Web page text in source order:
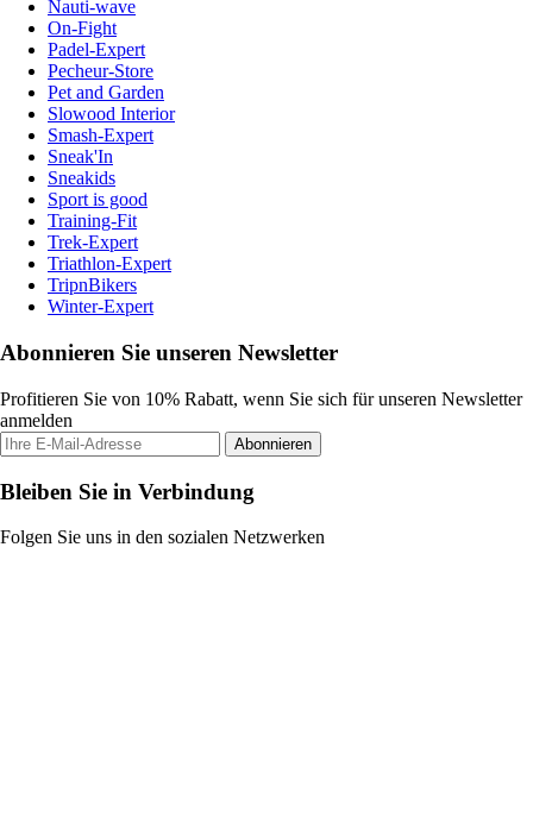
Nauti-wave
On-Fight
Padel-Expert
Pecheur-Store
Pet and Garden
Slowood Interior
Smash-Expert
Sneak'In
Sneakids
Sport is good
Training-Fit
Trek-Expert
Triathlon-Expert
TripnBikers
Winter-Expert
Abonnieren Sie unseren Newsletter
Profitieren Sie von 10% Rabatt, wenn Sie sich für unseren Newsletter
anmelden
Abonnieren
Bleiben Sie in Verbindung
Folgen Sie uns in den sozialen Netzwerken